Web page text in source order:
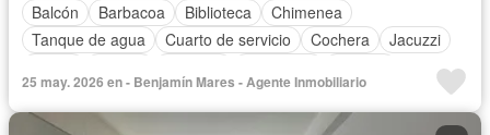
Balcón
Barbacoa Biblioteca
Chimenea
Tanque de agua
Cuarto de servicio Cochera
Jacuzzi
Parcialmente amoblado
25 may. 2026 en - Benjamín Mares - Agente Inmobiliario